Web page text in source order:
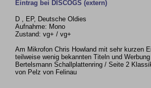
Eintrag bei DISCOGS (extern)
D , EP, Deutsche Oldies
Aufnahme: Mono
Zustand: vg+ / vg+
Am Mikrofon Chris Howland mit sehr kurzen
teilweise wenig bekannten Titeln und
Bertelsmann Schallplattenring / Seite 2
von Pelz von Felinau